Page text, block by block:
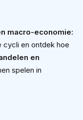
macro-economie:
cycli en ontdek hoe
en
spelen in